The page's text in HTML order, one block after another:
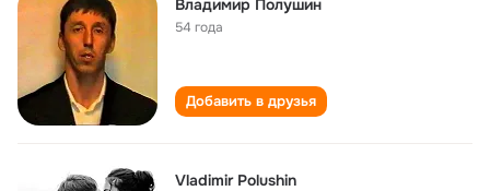
Владимир Полушин
54 года
Добавить в друзья
Vladimir Polushin